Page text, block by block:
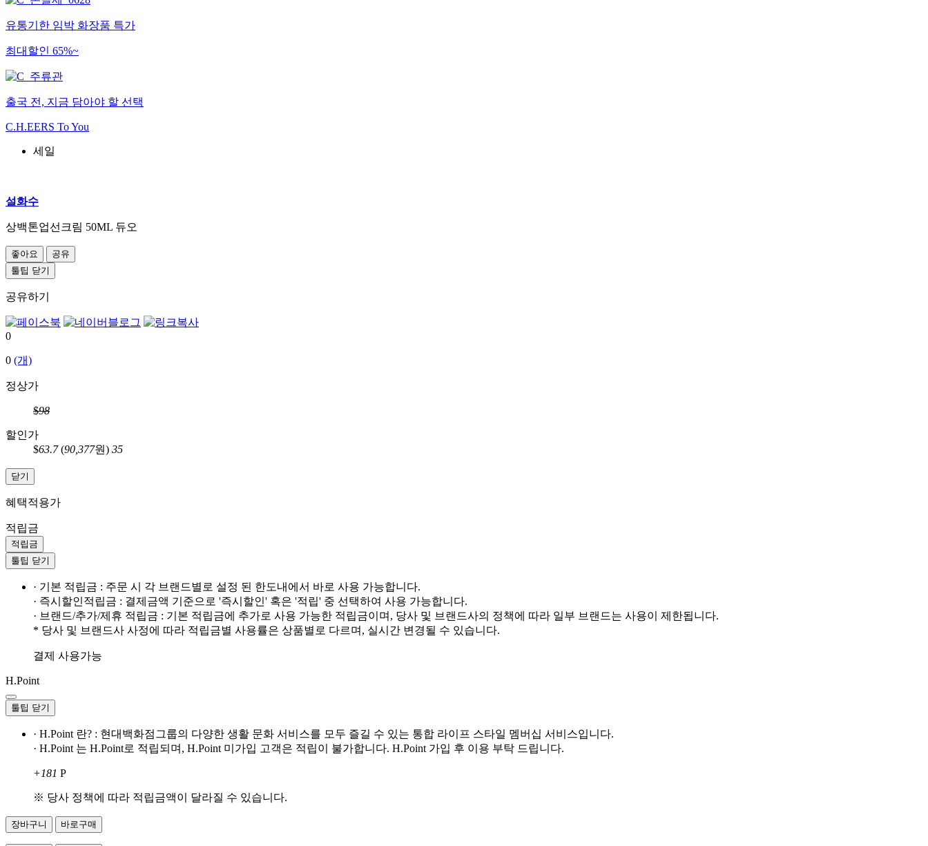
유통기한 임박 화장품 특가
최대할인 65%~
출국 전, 지금 담아야 할 선택
C.H.EERS To You
세일
설화수
상백톤업선크림 50ML 듀오
좋아요
공유
툴팁 닫기
공유하기
0
0 (개)
정상가
$98
할인가
$63.7 (90,377원) 35
닫기
혜택적용가
적립금
적립금
툴팁 닫기
· 기본 적립금 : 주문 시 각 브랜드별로 설정 된 한도내에서 바로 사용 가능합니다.
· 즉시할인적립금 : 결제금액 기준으로 '즉시할인' 혹은 '적립' 중 선택하여 사용 가능합니다.
· 브랜드/추가/제휴 적립금 : 기본 적립금에 추가로 사용 가능한 적립금이며, 당사 및 브랜드사의 정책에 따라 일부 브랜드는 사용이 제한됩니다.
* 당사 및 브랜드사 사정에 따라 적립금별 사용률은 상품별로 다르며, 실시간 변경될 수 있습니다.
결제 사용가능
H.Point
툴팁 닫기
· H.Point 란? : 현대백화점그룹의 다양한 생활 문화 서비스를 모두 즐길 수 있는 통합 라이프 스타일 멤버십 서비스입니다.
· H.Point 는 H.Point로 적립되며, H.Point 미가입 고객은 적립이 불가합니다. H.Point 가입 후 이용 부탁 드립니다.
+181 P
※ 당사 정책에 따라 적립금액이 달라질 수 있습니다.
장바구니 바로구매